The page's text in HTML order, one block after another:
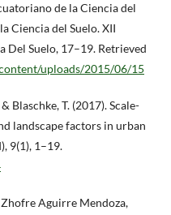
de la Ciencia del
Ciencia del Suelo. XII
Del Suelo, 17–19. Retrieved
uploads/2015/06/15
Blaschke, T. (2017). Scale-
landscape factors in urban
9(1), 1–19.
Aguirre Mendoza,